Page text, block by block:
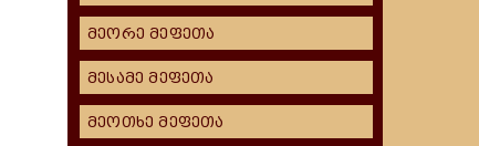
მეორე მეფეთა
მესამე მეფეთა
მეოთხე მეფეთა